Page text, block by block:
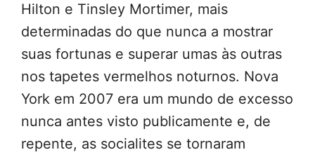
Hilton e Tinsley Mortimer, mais
determinadas do que nunca a mostrar
suas fortunas e superar umas às outras
nos tapetes vermelhos noturnos. Nova
York em 2007 era um mundo de excesso
nunca antes visto publicamente e, de
repente, as socialites se tornaram